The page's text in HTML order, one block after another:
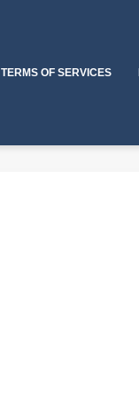
TERMS OF SERVICES